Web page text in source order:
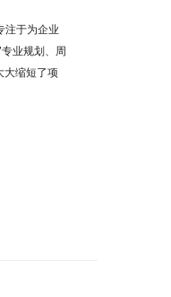
注于为企业
业规划、周
大缩短了项